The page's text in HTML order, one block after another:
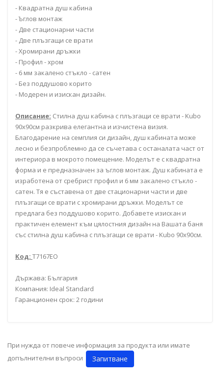
- Квадратна душ кабина
- Ъглов монтаж
- Две стационарни части
- Две плъзгащи се врати
- Хромирани дръжки
- Профил - хром
- 6 мм закалено стъкло - сатен
- Без поддушово корито
- Модерен и изискан дизайн.
Описание: Стилна душ кабина с плъзгащи се врати - Kubo
90x90см разкрива елегантна и изчистена визия.
Благодарение на семплия си дизайн, душ кабината може
лесно и безпроблемно да се съчетава с останалата част от
интериора в мокрото помещение. Моделът е с квадратна
форма и е предназначен за ъглов монтаж. Душ кабината е
изработена от сребрист профил и 6 мм закалено стъкло -
сатен. Тя е съставена от две стационарни части и две
плъзгащи се врати с хромирани дръжки. Моделът се
предлага без поддушово корито. Добавете изискан и
практичен елемент към цялостния дизайн на Вашата баня
със стилна душ кабина с плъзгащи се врати - Kubo 90x90см.
Код: T7167EO
Държава: България
Компания: Ideal Standard
Гаранционен срок: 2 години
При нужда от повече информация за продукта или имате
допълнителни въпроси
Запитване